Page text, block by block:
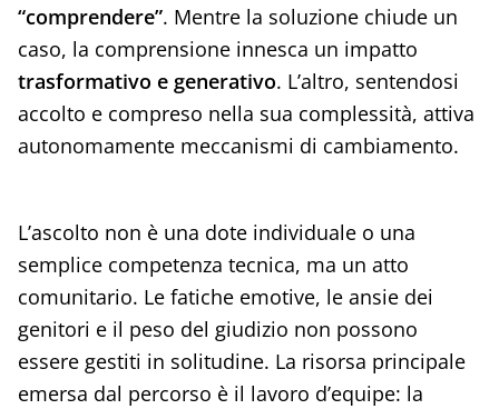
“comprendere”. Mentre la soluzione chiude un
caso, la comprensione innesca un impatto
trasformativo e generativo. L’altro, sentendosi
accolto e compreso nella sua complessità, attiva
autonomamente meccanismi di cambiamento.
L’ascolto non è una dote individuale o una
semplice competenza tecnica, ma un atto
comunitario. Le fatiche emotive, le ansie dei
genitori e il peso del giudizio non possono
essere gestiti in solitudine. La risorsa principale
emersa dal percorso è il lavoro d’equipe: la